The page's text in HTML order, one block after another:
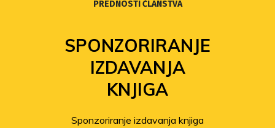
PREDNOSTI ČLANSTVA
SPONZORIRANJE
IZDAVANJA
KNJIGA
Sponzoriranje izdavanja knjiga